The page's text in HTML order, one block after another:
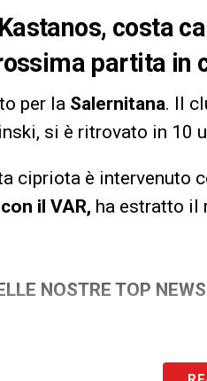
costa
partita in
per la Salernitana. Il
si è ritrovato in 10
cipriota è intervenuto
il VAR, ha estratto il
NOSTRE TOP NEWS